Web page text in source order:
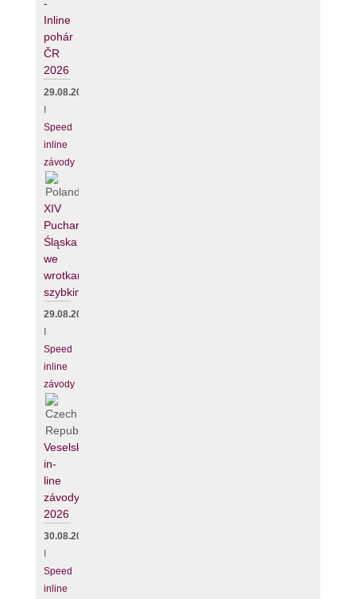
-
Inline
pohár
ČR
2026
29.08.2026
Speed
inline
závody
XIV
Puchar
Śląska
we
wrotkarstwie
szybkim
29.08.2026
Speed
inline
závody
Veselské
in-
line
závody
2026
30.08.2026
Speed
inline